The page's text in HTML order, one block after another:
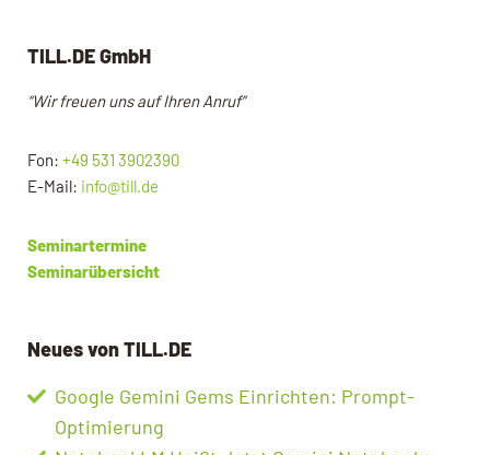
TILL.DE GmbH
“Wir freuen uns auf Ihren Anruf”
Fon: +49 531 3902390
E-Mail: info@till.de
Seminartermine
Seminarübersicht
Neues von TILL.DE
Google Gemini Gems Einrichten: Prompt-
Optimierung